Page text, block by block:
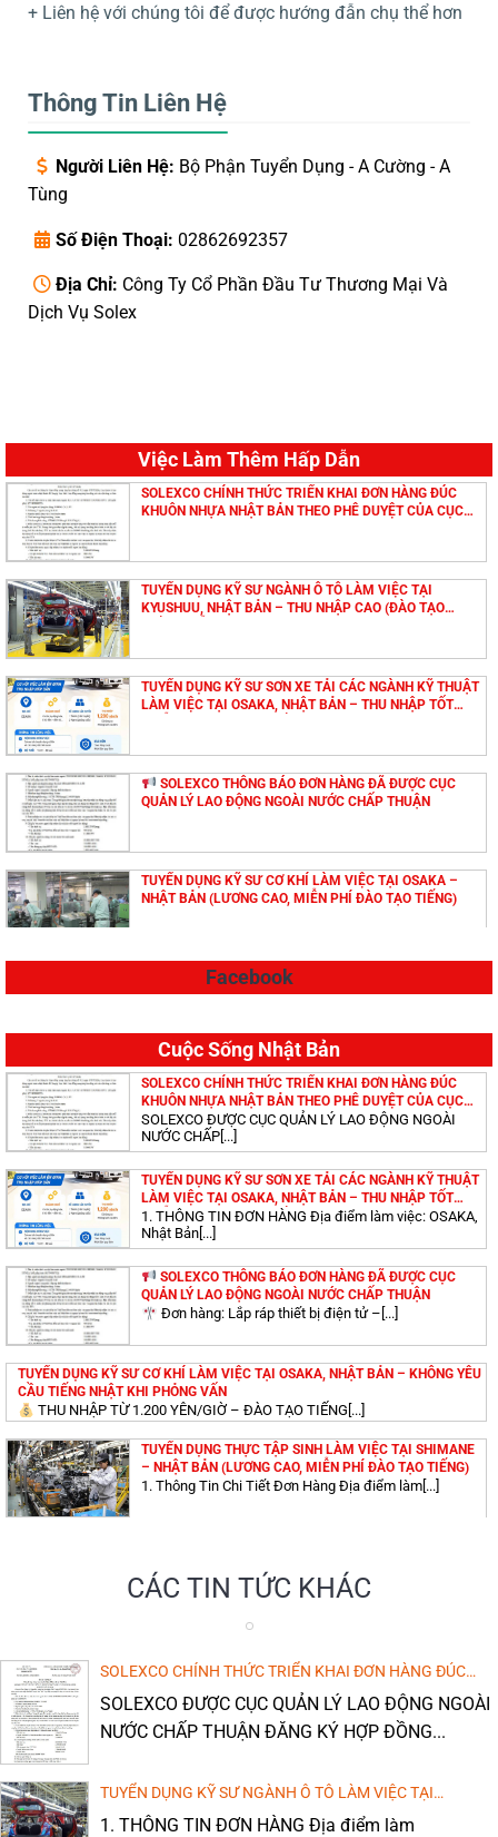
+ Liên hệ với chúng tôi để được hướng đẫn chụ thể hơn
Thông Tin Liên Hệ
Người Liên Hệ: Bộ Phận Tuyển Dụng - A Cường - A
Tùng
Số Điện Thoại: 02862692357
Địa Chỉ: Công Ty Cổ Phần Đầu Tư Thương Mại Và
Dịch Vụ Solex
Việc Làm Thêm Hấp Dẫn
SOLEXCO CHÍNH THỨC TRIỂN KHAI ĐƠN HÀNG ĐÚC
KHUÔN NHỰA NHẬT BẢN THEO PHÊ DUYỆT CỦA CỤC
TUYỂN DỤNG KỸ SƯ NGÀNH Ô TÔ LÀM VIỆC TẠI
KYUSHUU, NHẬT BẢN – THU NHẬP CAO (ĐÀO TẠO
TUYỂN DỤNG KỸ SƯ SƠN XE TẢI CÁC NGÀNH KỸ THUẬT
LÀM VIỆC TẠI OSAKA, NHẬT BẢN – THU NHẬP TỐT
SOLEXCO THÔNG BÁO ĐƠN HÀNG ĐÃ ĐƯỢC CỤC
QUẢN LÝ LAO ĐỘNG NGOÀI NƯỚC CHẤP THUẬN
TUYỂN DỤNG KỸ SƯ CƠ KHÍ LÀM VIỆC TẠI OSAKA –
NHẬT BẢN (LƯƠNG CAO, MIỄN PHÍ ĐÀO TẠO TIẾNG)
TUYỂN DỤNG KỸ SƯ LÀM VIỆC TẠI IBARAKI – NHẬT
BẢN (LƯƠNG CAO, MIỄN PHÍ ĐÀO TẠO TIẾNG)
TUYỂN DỤNG KỸ SƯ ĐIỆN LÀM VIỆC TẠI OSAKA – NHẬT
BẢN (LƯƠNG CAO, MIỄN PHÍ ĐÀO TẠO TIẾNG)
TUYỂN DỤNG KỸ SƯ CHẤT LƯỢNG CAO LÀM VIỆC TẠI
AICHIKEN, MIEKEN – NHẬT BẢN
TUYỂN DỤNG KỸ SƯ CƠ KHÍ LÀM VIỆC TẠI
SHIMANEKEN – NHẬT BẢN (LƯƠNG CAO, MIỄN PHÍ ĐÀO
TẠO TIẾNG)
TUYỂN DỤNG KỸ SƯ XÂY DỰNG LÀM VIỆC TẠI AICHI –
NHẬT BẢN (LƯƠNG CAO, MIỄN PHÍ ĐÀO TẠO TIẾNG)
ĐƠN HÀNG TOKUTEI THỰC PHẨM TẠI SAITAMA – NHẬT
BẢN: CHI PHÍ THẤP, THU NHẬP CAO!
HÀNH MÁY DẬP, DÁN KEO
WAKAYAMA, NHẬT BẢN
Facebook
Cuộc Sống Nhật Bản
SOLEXCO CHÍNH THỨC TRIỂN KHAI ĐƠN HÀNG ĐÚC
KHUÔN NHỰA NHẬT BẢN THEO PHÊ DUYỆT CỦA CỤC
QUẢN LÝ LAO ĐỘNG NGOÀI NƯỚC
SOLEXCO ĐƯỢC CỤC QUẢN LÝ LAO ĐỘNG NGOÀI
NƯỚC CHẤP[...]
TUYỂN DỤNG KỸ SƯ SƠN XE TẢI CÁC NGÀNH KỸ THUẬT
LÀM VIỆC TẠI OSAKA, NHẬT BẢN – THU NHẬP TỐT
(MIỄN PHÍ ĐÀO TẠO TIẾNG NHẬT)
1. THÔNG TIN ĐƠN HÀNG Địa điểm làm việc: OSAKA,
Nhật Bản[...]
SOLEXCO THÔNG BÁO ĐƠN HÀNG ĐÃ ĐƯỢC CỤC
QUẢN LÝ LAO ĐỘNG NGOÀI NƯỚC CHẤP THUẬN
Đơn hàng: Lắp ráp thiết bị điện tử –[...]
TUYỂN DỤNG KỸ SƯ CƠ KHÍ LÀM VIỆC TẠI OSAKA, NHẬT BẢN – KHÔNG YÊU
CẦU TIẾNG NHẬT KHI PHỎNG VẤN
THU NHẬP TỪ 1.200 YÊN/GIỜ – ĐÀO TẠO TIẾNG[...]
TUYỂN DỤNG THỰC TẬP SINH LÀM VIỆC TẠI SHIMANE
– NHẬT BẢN (LƯƠNG CAO, MIỄN PHÍ ĐÀO TẠO TIẾNG)
1. Thông Tin Chi Tiết Đơn Hàng Địa điểm làm[...]
PHÍ)THU NHẬP TỪ 250.000 YÊN/THÁNG (25 MAN) –
NHÂN[...]
NHẬT BẢN (LƯƠNG CAO, MIỄN PHÍ ĐÀO TẠO TIẾNG)
1. Thông Tin Chi Tiết Đơn Hàng Địa điểm làm[...]
ĐƠN HÀNG TOKUTEI THỰC PHẨM TẠI SAITAMA – NHẬT
biến[...]
CÁC TIN TỨC KHÁC
SOLEXCO CHÍNH THỨC TRIỂN KHAI ĐƠN HÀNG ĐÚC
KHUÔN NHỰA NHẬT BẢN THEO PHÊ DUYỆT CỦA CỤC
QUẢN LÝ LAO ĐỘNG NGOÀI NƯỚC
SOLEXCO ĐƯỢC CỤC QUẢN LÝ LAO ĐỘNG NGOÀI
NƯỚC CHẤP THUẬN ĐĂNG KÝ HỢP ĐỒNG...
TUYỂN DỤNG KỸ SƯ NGÀNH Ô TÔ LÀM VIỆC TẠI
KYUSHUU, NHẬT BẢN – THU NHẬP CAO (ĐÀO TẠO TIẾNG
1. THÔNG TIN ĐƠN HÀNG Địa điểm làm